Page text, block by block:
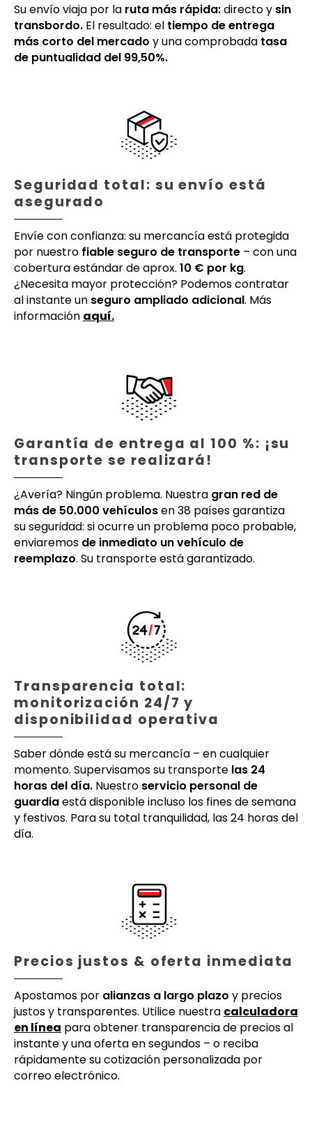
Su envío viaja por la ruta más rápida:directo y sin
transbordo. El resultado: el tiempo de entrega
más corto del mercado y una comprobada tasa
de puntualidad del 99,50%.
Seguridad total: su envío está
asegurado
Envíe con confianza: su mercancía está protegida
por nuestro fiable seguro de transporte – con una
cobertura estándar de aprox. 10 € por kg.
¿Necesita mayor protección? Podemos contratar
al instante un seguro ampliado adicional. Más
información aquí.
Garantía de entrega al 100 %: ¡su
transporte se realizará!
¿Avería? Ningún problema. Nuestra gran red de
más de 50.000 vehículosen 38 países garantiza
su seguridad: si ocurre un problema poco probable,
enviaremos de inmediato un vehículo de
reemplazo. Su transporte está garantizado.
Transparencia total:
monitorización 24/7 y
disponibilidad operativa
Saber dónde está su mercancía – en cualquier
momento. Supervisamos su transporte las 24
horas del día. Nuestro servicio personal de
guardiaestá disponible incluso los fines de semana
y festivos. Para su total tranquilidad, las 24 horas del
día.
Precios justos & oferta inmediata
Apostamos por alianzas a largo plazo y precios
justos y transparentes. Utilice nuestra calculadora
en línea para obtener transparencia de precios al
instante y una oferta en segundos – o reciba
rápidamente su cotización personalizada por
correo electrónico.